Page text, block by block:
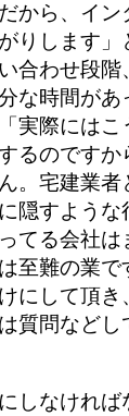
から、イ
りします
合わせ段
な時間があ
実際にはこ
るのですか
。宅建業
隠すよう
てる会社は
至難の業
にして頂
質問など
しなけれ